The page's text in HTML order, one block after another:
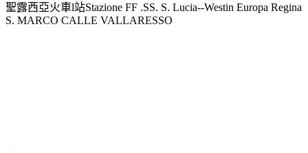
聖露西亞火車l站Stazione FF .SS. S. Lucia--Westin Europa Regina
S. MARCO CALLE VALLARESSO